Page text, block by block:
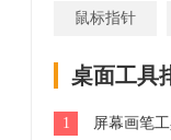
鼠标指针
桌面工具
1 屏幕画笔